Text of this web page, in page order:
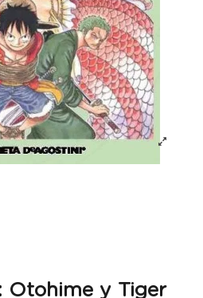
Otohime y Tiger